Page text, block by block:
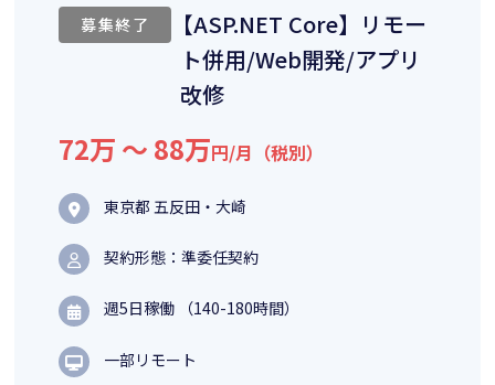
募集終了
【ASP.NET Core】リモー
ト併用/Web開発/アプリ
改修
72万 〜 88万円/月（税別）
東京都 五反田・大崎
契約形態：準委任契約
週5日稼働 （140-180時間）
一部リモート